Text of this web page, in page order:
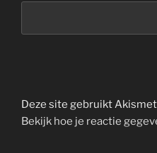
Deze site gebruikt
Bekijk hoe je reactie